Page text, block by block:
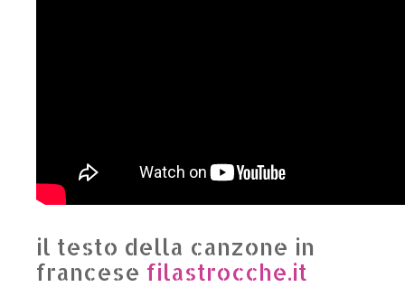
il testo della canzone in
francese filastrocche.it